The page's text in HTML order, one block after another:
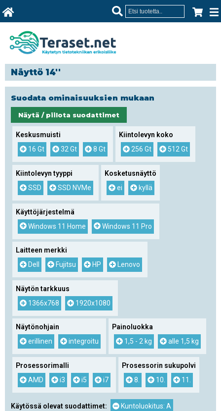
Näyttö 14''
Suodata ominaisuuksien mukaan
Näytä / piilota suodattimet
Keskusmuisti
16 Gt
32 Gt 8 Gt
Kiintolevyn koko
256 Gt
512 Gt
Kiintolevyn tyyppi
SSD
SSD NVMe
Kosketusnäyttö
ei
kyllä
Käyttöjärjestelmä
Windows 11 Home
Windows 11 Pro
Laitteen merkki
Dell
Fujitsu HP Lenovo
Näytön tarkkuus
1366x768
1920x1080
Näytönohjain
erillinen
integroitu
Painoluokka
1,5 - 2 kg
alle 1,5 kg
Prosessorimalli
AMD
i3 i5 i7
Prosessorin sukupolvi
8.
10. 11.
Käytössä olevat suodattimet: Kuntoluokitus: A